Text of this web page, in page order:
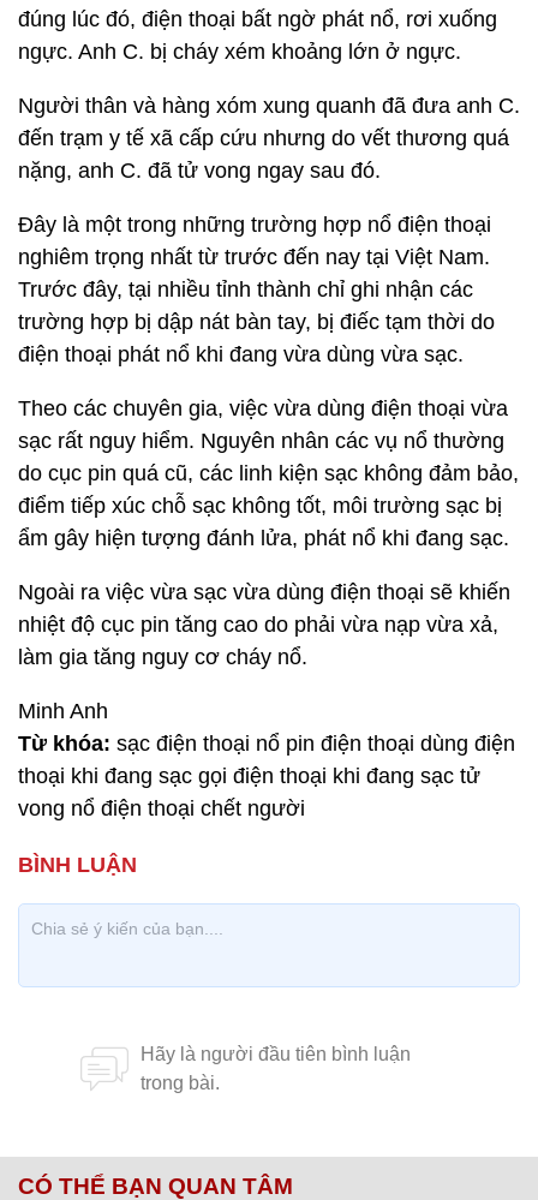
đúng lúc đó, điện thoại bất ngờ phát nổ, rơi xuống
ngực. Anh C. bị cháy xém khoảng lớn ở ngực.
Người thân và hàng xóm xung quanh đã đưa anh C.
đến trạm y tế xã cấp cứu nhưng do vết thương quá
nặng, anh C. đã tử vong ngay sau đó.
Đây là một trong những trường hợp nổ điện thoại
nghiêm trọng nhất từ trước đến nay tại Việt Nam.
Trước đây, tại nhiều tỉnh thành chỉ ghi nhận các
trường hợp bị dập nát bàn tay, bị điếc tạm thời do
điện thoại phát nổ khi đang vừa dùng vừa sạc.
Theo các chuyên gia, việc vừa dùng điện thoại vừa
sạc rất nguy hiểm. Nguyên nhân các vụ nổ thường
do cục pin quá cũ, các linh kiện sạc không đảm bảo,
điểm tiếp xúc chỗ sạc không tốt, môi trường sạc bị
ẩm gây hiện tượng đánh lửa, phát nổ khi đang sạc.
Ngoài ra việc vừa sạc vừa dùng điện thoại sẽ khiến
nhiệt độ cục pin tăng cao do phải vừa nạp vừa xả,
làm gia tăng nguy cơ cháy nổ.
Minh Anh
Từ khóa: sạc điện thoại nổ pin điện thoại dùng điện
thoại khi đang sạc gọi điện thoại khi đang sạc tử
vong nổ điện thoại chết người
CÓ THỂ BẠN QUAN TÂM